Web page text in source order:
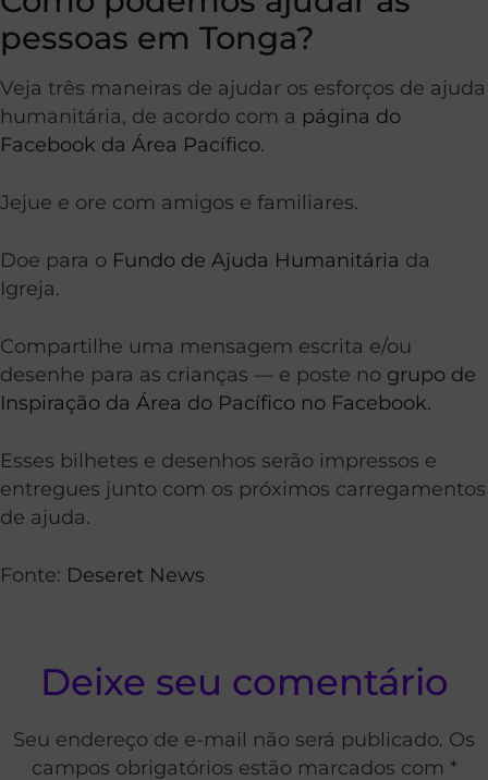
pessoas em Tonga?
Veja três maneiras de ajudar os esforços de ajuda
humanitária, de acordo com a página do
Facebook da Área Pacífico.
Jejue e ore com amigos e familiares.
Doe para o Fundo de Ajuda Humanitária da
Igreja.
Compartilhe uma mensagem escrita e/ou
desenhe para as crianças — e poste no grupo de
Inspiração da Área do Pacífico no Facebook.
Esses bilhetes e desenhos serão impressos e
entregues junto com os próximos carregamentos
de ajuda.
Fonte: Deseret News
Deixe seu comentário
Seu endereço de e-mail não será publicado. Os
campos obrigatórios estão marcados com *